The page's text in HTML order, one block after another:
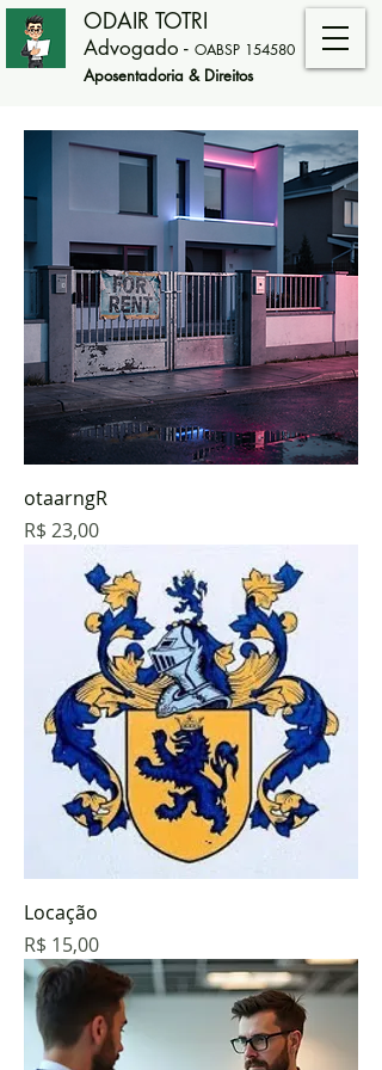
ODAIR TOTRI
Advogado - OABSP 154580
Aposentadoria & Direitos
otaarngR
Preço
R$ 23,00
Locação
Preço
R$ 15,00